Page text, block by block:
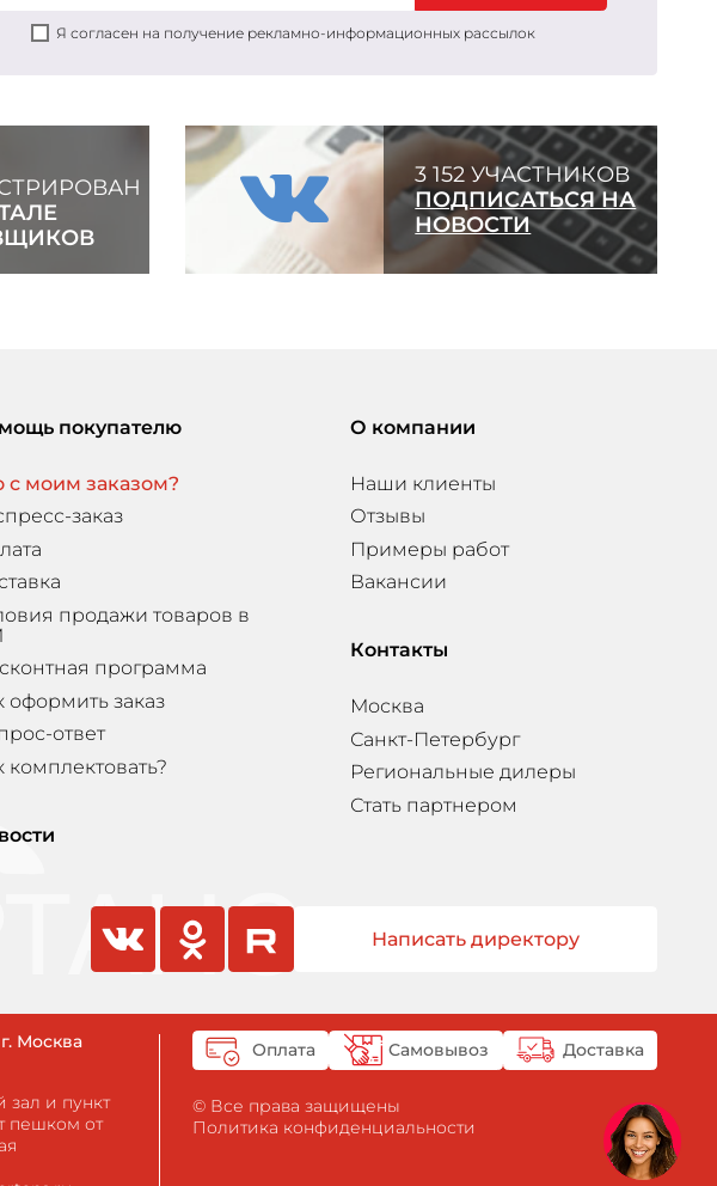
Я согласен на получение рекламно-информационных рассылок
3 152 УЧАСТНИКОВ
ПОДПИСАТЬСЯ НА
НОВОСТИ
покупателю
с моим заказом?
заказ
продажи товаров в
программа
оформить заказ
ответ
комплектовать?
О компании
Наши клиенты
Отзывы
Примеры работ
Вакансии
Контакты
Москва
Санкт-Петербург
Региональные дилеры
Стать партнером
vkontakteodnoklasniki rutube
Написать директору
Москва
и пункт
пешком от
Оплата Самовывоз Доставка
© Все права защищены
Политика конфиденциальности